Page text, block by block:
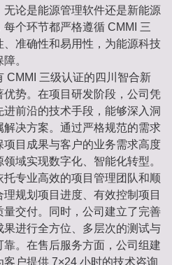
论是能源管理软件还是新能源
个环节都严格遵循 CMMI 三
准确性和易用性，为能源科技
。
CMMI 三级认证的四川智合新
势。在项目研发阶段，公司凭
前沿的技术手段，能够深入洞
决方案。通过严格规范的需求
目成果与客户的业务需求高度
域实现数字化、智能化转型。
专业高效的项目管理团队和顺
规划项目进度、有效控制项目
交付。同时，公司建立了完善
进行全方位、多层次的测试与
。在售后服务方面，公司组建
户提供 7×24 小时的技术咨询